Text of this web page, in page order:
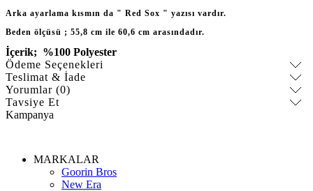
Arka ayarlama kısmın da " Red Sox " yazısı vardır.
Beden ölçüsü ; 55,8 cm ile 60,6 cm arasındadır.
İçerik; %100 Polyester
Ödeme Seçenekleri
Teslimat & İade
Yorumlar (0)
Tavsiye Et
Kampanya
MARKALAR
Goorin Bros
New Era